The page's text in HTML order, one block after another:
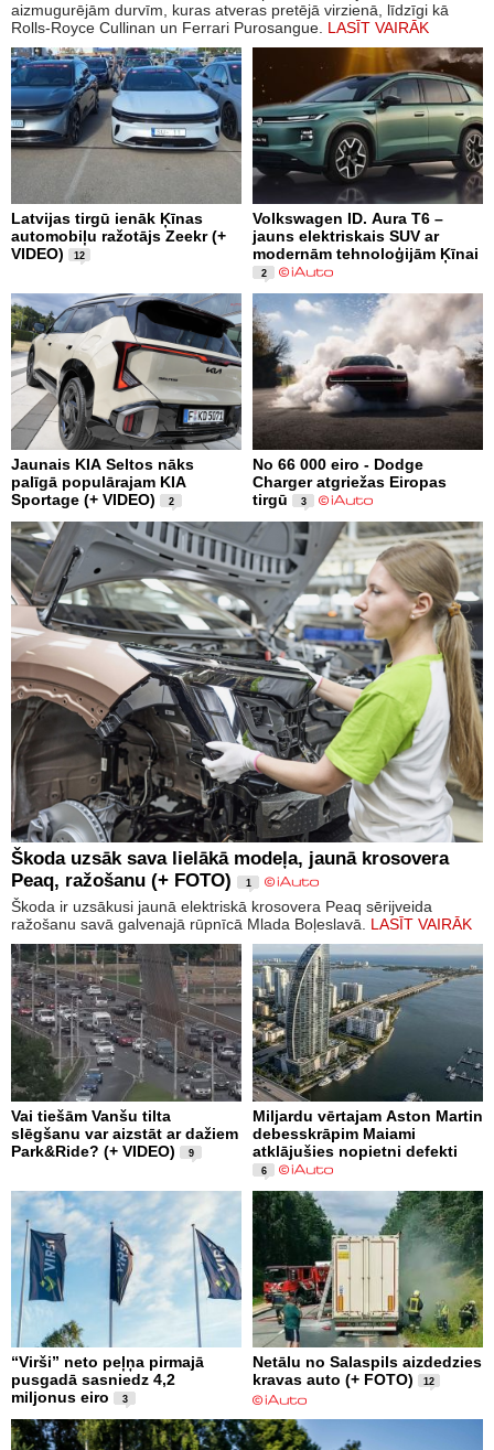
aizmugurējām durvīm, kuras atveras pretējā virzienā, līdzīgi kā
Rolls-Royce Cullinan un Ferrari Purosangue. LASĪT VAIRĀK
Latvijas tirgū ienāk Ķīnas
automobiļu ražotājs Zeekr (+
VIDEO)
12
Volkswagen ID. Aura T6 –
jauns elektriskais SUV ar
modernām tehnoloģijām Ķīnai
2
Jaunais KIA Seltos nāks
palīgā populārajam KIA
Sportage (+ VIDEO)
2
No 66 000 eiro - Dodge
Charger atgriežas Eiropas
tirgū
3
Škoda uzsāk sava lielākā modeļa, jaunā krosovera
Peaq, ražošanu (+ FOTO)
1
Škoda ir uzsākusi jaunā elektriskā krosovera Peaq sērijveida
ražošanu savā galvenajā rūpnīcā Mlada Boļeslavā. LASĪT VAIRĀK
Vai tiešām Vanšu tilta
slēgšanu var aizstāt ar dažiem
Park&Ride? (+ VIDEO)
9
Miljardu vērtajam Aston Martin
debesskrāpim Maiami
atklājušies nopietni defekti
6
“Virši” neto peļņa pirmajā
pusgadā sasniedz 4,2
miljonus eiro
3
Netālu no Salaspils aizdedzies
kravas auto (+ FOTO)
12